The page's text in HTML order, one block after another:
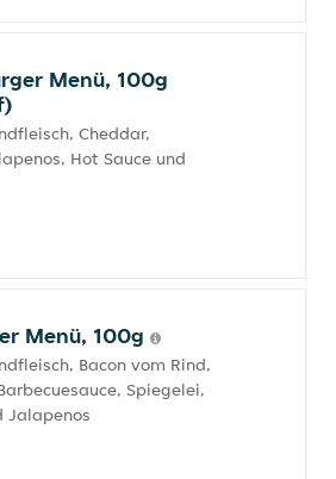
Menü, 100g
Cheddar,
Hot Sauce und
Menü, 100g
Bacon vom Rind,
Spiegelei,
Jalapenos